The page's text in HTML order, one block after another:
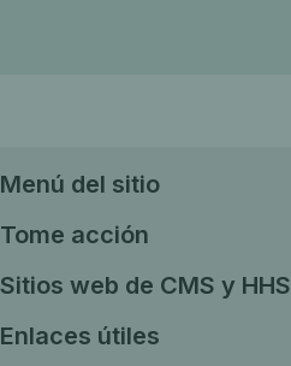
Menú del sitio
Tome acción
Sitios web de CMS y HHS
Enlaces útiles